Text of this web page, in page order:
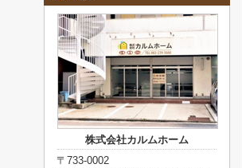
株式会社カルムホーム
〒733-0002